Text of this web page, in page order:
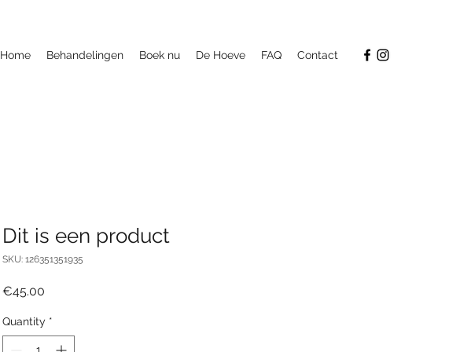
Home Behandelingen Boek nu De Hoeve FAQ Contact
Dit is een product
SKU: 126351351935
€45.00
Quantity *